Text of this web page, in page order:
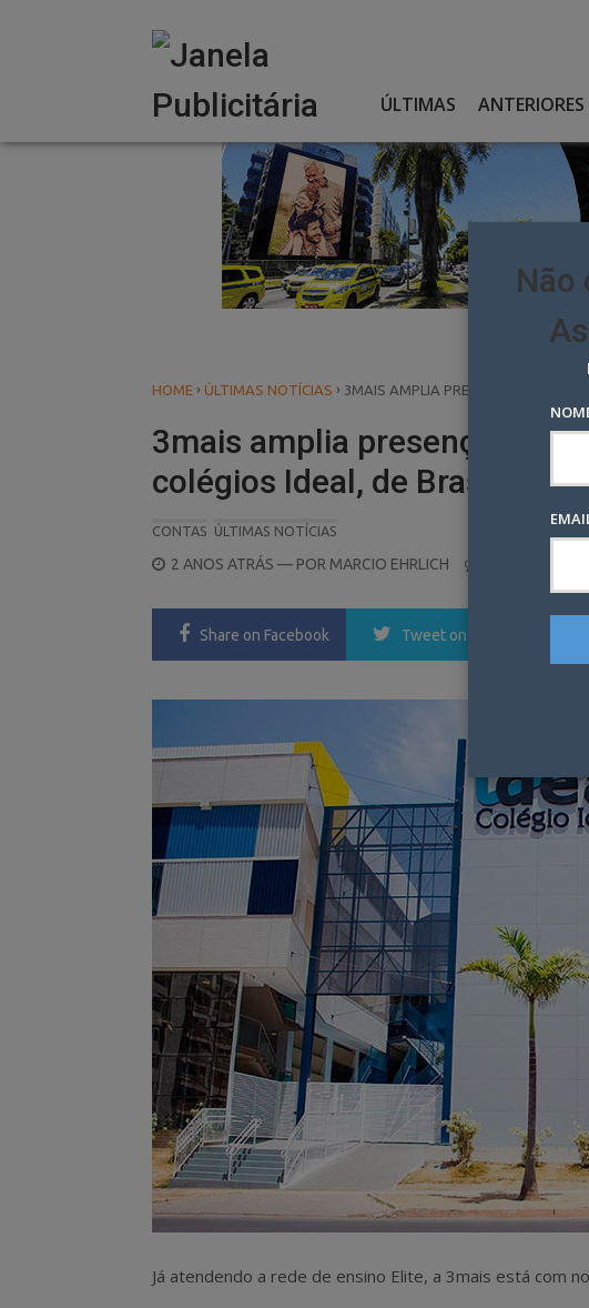
ÚLTIMAS ANTERIORES
HOME › ÚLTIMAS NOTÍCIAS › 3MAIS AMPLIA PRESENÇA NO
3mais amplia presença no
colégios Ideal, de Brasília
CONTAS ÚLTIMAS NOTÍCIAS
POSTED
2 ANOS ATRÁS — POR MARCIO EHRLICH
Share on Facebook Tweet on Twitter
Já atendendo a rede de ensino Elite, a 3mais está com
Não